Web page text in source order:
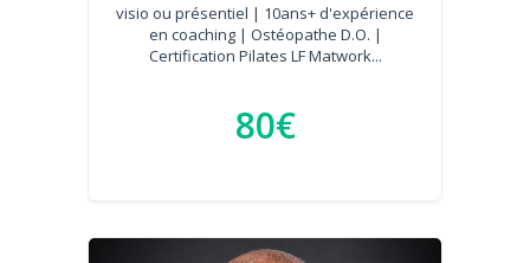
visio ou présentiel | 10ans+ d'expérience
en coaching | Ostéopathe D.O. |
Certification Pilates LF Matwork...
80€